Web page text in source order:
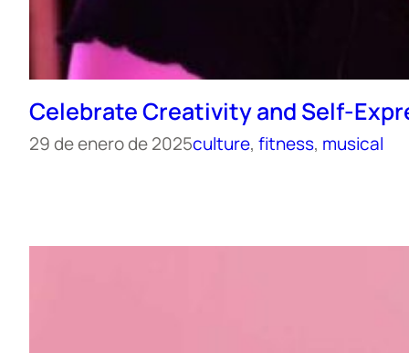
Celebrate Creativity and Self-
29 de enero de 2025culture, fitness, musical